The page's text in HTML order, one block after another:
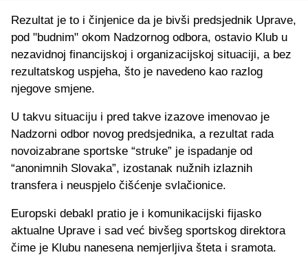
Rezultat je to i činjenice da je bivši predsjednik Uprave,
pod "budnim" okom Nadzornog odbora, ostavio Klub u
nezavidnoj financijskoj i organizacijskoj situaciji, a bez
rezultatskog uspjeha, što je navedeno kao razlog
njegove smjene.
U takvu situaciju i pred takve izazove imenovao je
Nadzorni odbor novog predsjednika, a rezultat rada
novoizabrane sportske “struke” je ispadanje od
“anonimnih Slovaka”, izostanak nužnih izlaznih
transfera i neuspjelo čišćenje svlačionice.
Europski debakl pratio je i komunikacijski fijasko
aktualne Uprave i sad već bivšeg sportskog direktora
čime je Klubu nanesena nemjerljiva šteta i sramota.